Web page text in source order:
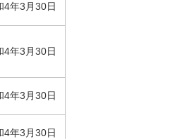
4年3月30日
4年3月30日
4年3月30日
4年3月30日